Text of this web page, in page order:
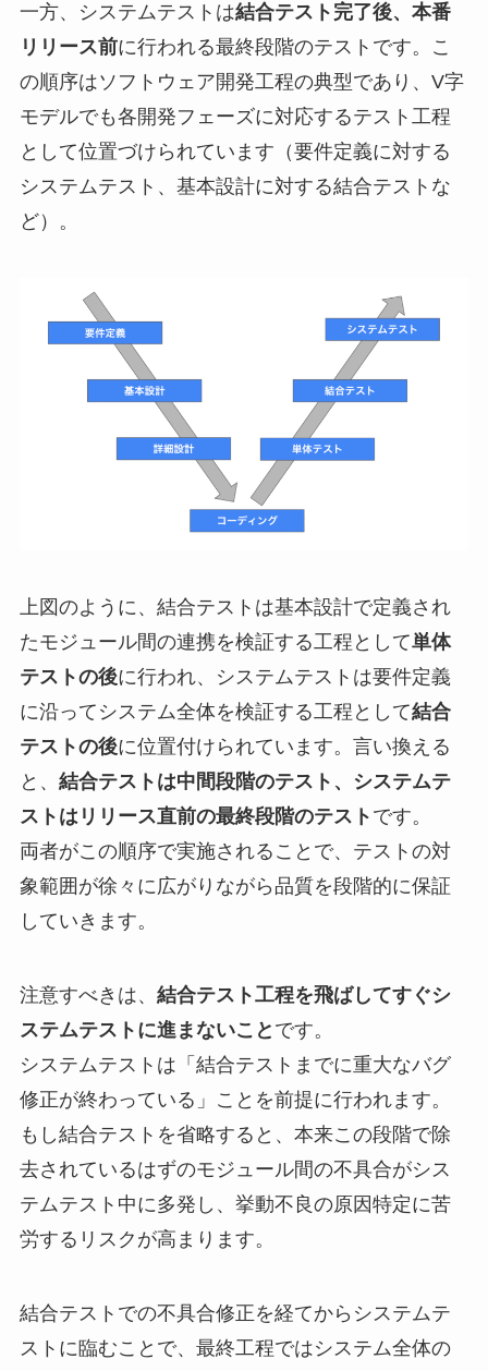
一方、システムテストは結合テスト完了後、本番
リリース前に行われる最終段階のテストです。こ
の順序はソフトウェア開発工程の典型であり、V字
モデルでも各開発フェーズに対応するテスト工程
として位置づけられています（要件定義に対する
システムテスト、基本設計に対する結合テストな
ど）。
上図のように、結合テストは基本設計で定義され
たモジュール間の連携を検証する工程として単体
テストの後に行われ、システムテストは要件定義
に沿ってシステム全体を検証する工程として結合
テストの後に位置付けられています。言い換える
と、 結合テストは中間段階のテスト、システムテ
ストはリリース直前の最終段階のテスト です。
両者がこの順序で実施されることで、テストの対
象範囲が徐々に広がりながら品質を段階的に保証
していきます。
注意すべきは、 結合テスト工程を飛ばしてすぐシ
ステムテストに進まないこと です。
システムテストは「結合テストまでに重大なバグ
修正が終わっている」ことを前提に行われます。
もし結合テストを省略すると、本来この段階で除
去されているはずのモジュール間の不具合がシス
テムテスト中に多発し、挙動不良の原因特定に苦
労するリスクが高まります。
結合テストでの不具合修正を経てからシステムテ
ストに臨むことで、最終工程ではシステム全体の